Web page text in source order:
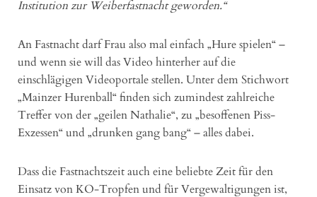
Institution zur Weiberfastnacht geworden.“
An Fastnacht darf Frau also mal einfach „Hure spielen“ –
und wenn sie will das Video hinterher auf die
einschlägigen Videoportale stellen. Unter dem Stichwort
„Mainzer Hurenball“ finden sich zumindest zahlreiche
Treffer von der „geilen Nathalie“, zu „besoffenen Piss-
Exzessen“ und „drunken gang bang“ – alles dabei.
Dass die Fastnachtszeit auch eine beliebte Zeit für den
Einsatz von KO-Tropfen und für Vergewaltigungen ist,